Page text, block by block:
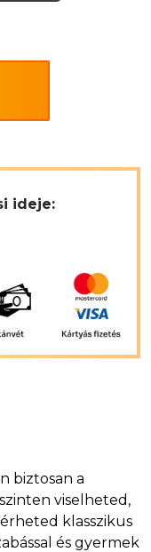
ideje:
biztosan a
viselheted,
klasszikus
és gyermek